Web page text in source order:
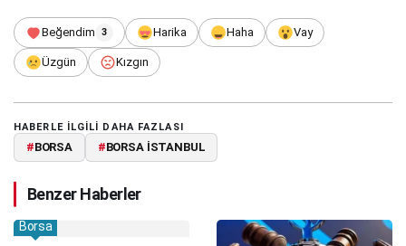
Beğendim 3 Harika Haha Vay
Üzgün Kızgın
HABERLE ILGILI DAHA FAZLASI
#BORSA #BORSA İSTANBUL
Benzer Haberler
Borsa